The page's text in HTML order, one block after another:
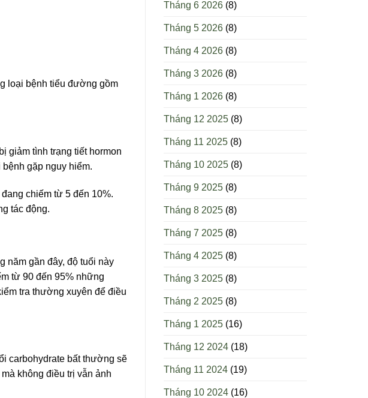
loại bệnh tiểu đường gồm
giảm tình trạng tiết hormon
gặp nguy hiểm.
chiếm từ 5 đến 10%.
tác động.
năm gần đây, độ tuổi này
từ 90 đến 95% những
tra thường xuyên để điều
carbohydrate bất thường sẽ
không điều trị vẫn ảnh
Tháng 6 2026 (8)
Tháng 5 2026 (8)
Tháng 4 2026 (8)
Tháng 3 2026 (8)
Tháng 1 2026 (8)
Tháng 12 2025 (8)
Tháng 11 2025 (8)
Tháng 10 2025 (8)
Tháng 9 2025 (8)
Tháng 8 2025 (8)
Tháng 7 2025 (8)
Tháng 4 2025 (8)
Tháng 3 2025 (8)
Tháng 2 2025 (8)
Tháng 1 2025 (16)
Tháng 12 2024 (18)
Tháng 11 2024 (19)
Tháng 10 2024 (16)